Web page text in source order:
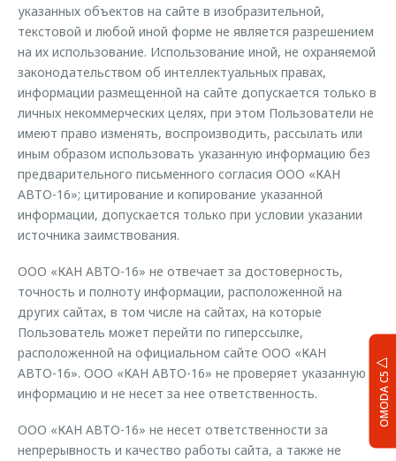
OMODA C5
указанных объектов на сайте в изобразительной,
текстовой и любой иной форме не является разрешением
на их использование. Использование иной, не охраняемой
законодательством об интеллектуальных правах,
информации размещенной на сайте допускается только в
личных некоммерческих целях, при этом Пользователи не
имеют право изменять, воспроизводить, рассылать или
иным образом использовать указанную информацию без
предварительного письменного согласия ООО «КАН
АВТО-16»; цитирование и копирование указанной
информации, допускается только при условии указании
источника заимствования.
ООО «КАН АВТО-16» не отвечает за достоверность,
точность и полноту информации, расположенной на
других сайтах, в том числе на сайтах, на которые
Пользователь может перейти по гиперссылке,
расположенной на официальном сайте ООО «КАН
АВТО-16». ООО «КАН АВТО-16» не проверяет указанную
информацию и не несет за нее ответственность.
ООО «КАН АВТО-16» не несет ответственности за
непрерывность и качество работы сайта, а также не